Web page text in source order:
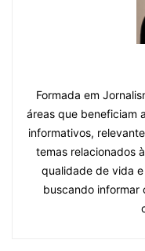
Formada em
áreas que beneficiam
informativos,
temas relacionados
qualidade de vida
buscando informar